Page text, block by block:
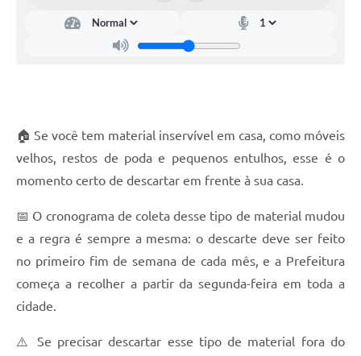
🏠 Se você tem material inservível em casa, como móveis
velhos, restos de poda e pequenos entulhos, esse é o
momento certo de descartar em frente à sua casa.
📅 O cronograma de coleta desse tipo de material mudou
e a regra é sempre a mesma: o descarte deve ser feito
no primeiro fim de semana de cada mês, e a Prefeitura
começa a recolher a partir da segunda-feira em toda a
cidade.
⚠️ Se precisar descartar esse tipo de material fora do